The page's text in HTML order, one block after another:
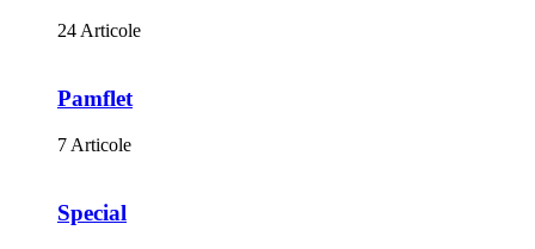
24 Articole
Pamflet
7 Articole
Special